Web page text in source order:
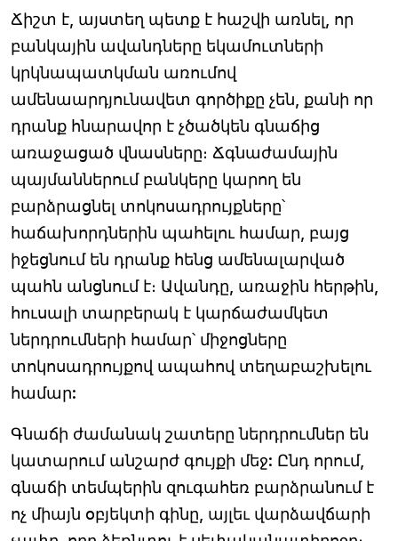
Ճիշտ է, այստեղ պետք է հաշվի առնել, որ
բանկային ավանդները եկամուտների
կրկնապատկման առումով
ամենաարդյունավետ գործիքը չեն, քանի որ
դրանք հնարավոր է չծածկեն գնաճից
առաջացած վնասները։ Ճգնաժամային
պայմաններում բանկերը կարող են
բարձրացնել տոկոսադրույքները՝
հաճախորդներին պահելու համար, բայց
իջեցնում են դրանք հենց ամենալարված
պահն անցնում է։ Ավանդը, առաջին հերթին,
հուսալի տարբերակ է կարճաժամկետ
ներդրումների համար՝ միջոցները
տոկոսադրույքով ապահով տեղաբաշխելու
համար:
Գնաճի ժամանակ շատերը ներդրումներ են
կատարում անշարժ գույքի մեջ: Ընդ որում,
գնաճի տեմպերին զուգահեռ բարձրանում է
ոչ միայն օբյեկտի գինը, այլեւ վարձավճարի